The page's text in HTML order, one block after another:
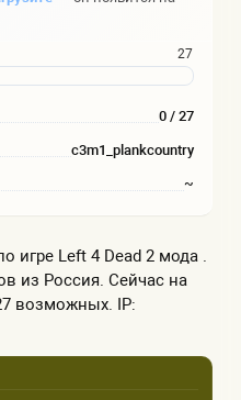
игре Left 4 Dead 2 мода .
из Россия. Сейчас на
возможных. IP:
27
0 / 27
c3m1_plankcountry
~